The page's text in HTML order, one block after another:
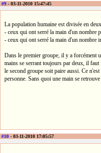
#9 - 03-11-2010 15:47:45
La population humaine est divisée en
- ceux qui ont serré la main d'un nombre
- ceux qui ont serré la main d'un nombre
Dans le premier groupe, il y a forcément
mains se serrant toujours par deux, il
le second groupe soit paire aussi. Ce
personne. Sans quoi une main se
#10 - 03-11-2010 17:05:57